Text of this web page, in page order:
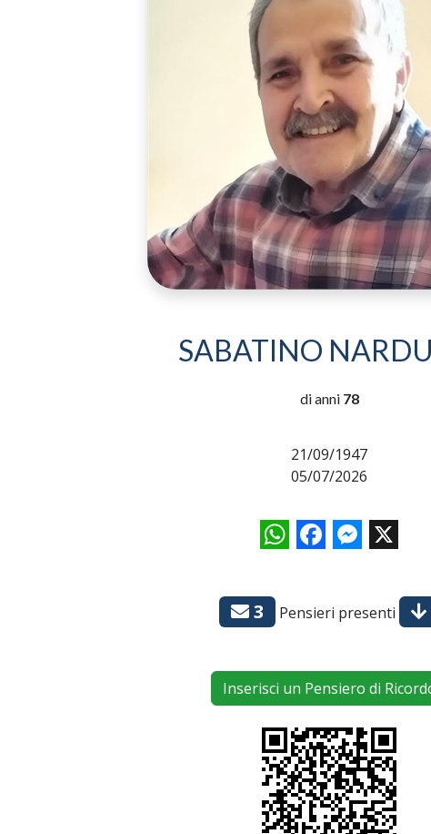
SABATINO
di anni 78
21/09/1947
05/07/2026
WhatsAppFacebookMessenger
X
3 Pensieri presenti
Inserisci un Pensiero di